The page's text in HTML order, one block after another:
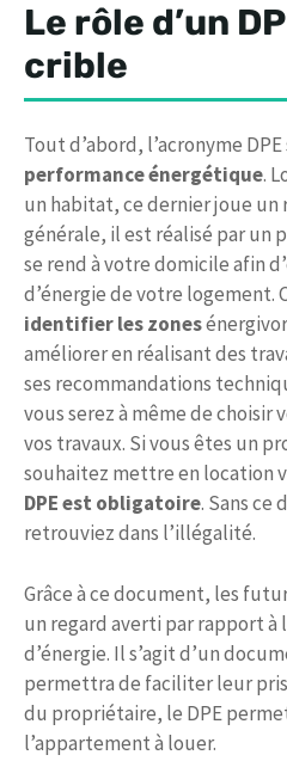
Le rôle d’un
crible
Tout d’abord, l’acronyme
performance énergétique.
un habitat, ce dernier joue un
générale, il est réalisé par un
se rend à votre domicile afin
d’énergie de votre logement.
identifier les zones
améliorer en réalisant des
ses recommandations
vous serez à même de choisir
vos travaux. Si vous êtes un
souhaitez mettre en location
DPE est obligatoire. Sans ce
retrouviez dans l’illégalité.
Grâce à ce document, les
un regard averti par rapport
d’énergie. Il s’agit d’un
permettra de faciliter leur
du propriétaire, le DPE
l’appartement à louer.